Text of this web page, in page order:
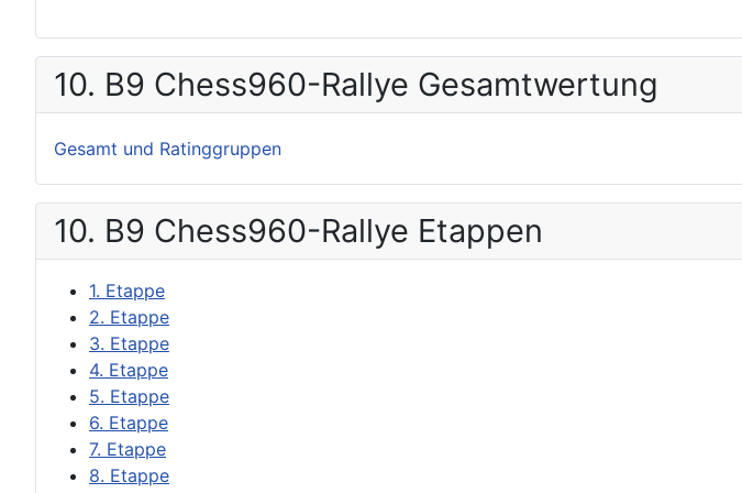
10. B9 Chess960-Rallye Gesamtwertung
Gesamt und Ratinggruppen
10. B9 Chess960-Rallye Etappen
1. Etappe
2. Etappe
3. Etappe
4. Etappe
5. Etappe
6. Etappe
7. Etappe
8. Etappe